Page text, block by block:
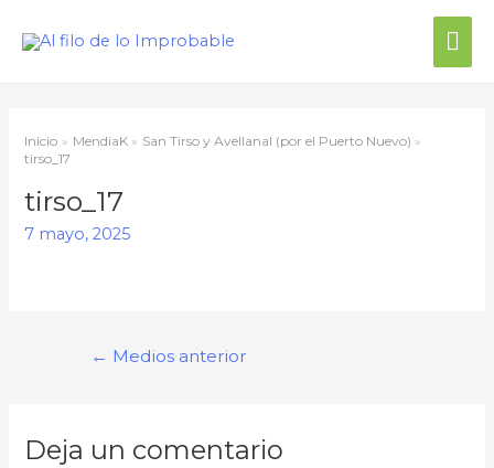
Inicio MendiaK
San Tirso y Avellanal (por el Puerto Nuevo)
tirso_17
tirso_17
7 mayo, 2025
Navegación
← Medios anterior
Deja un comentario